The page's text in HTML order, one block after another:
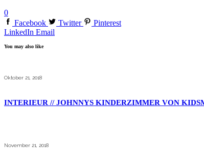
0
Facebook
Twitter
Pinterest
LinkedIn Email
You may also like
Oktober 21, 2018
INTERIEUR // JOHNNYS KINDERZIMMER VON
November 21, 2018